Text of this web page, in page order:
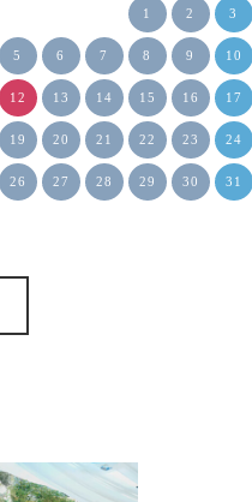
1 2 3
5 6 7 8 9 10
12 13 14 15 16 17
19 20 21 22 23 24
26 27 28 29 30 31